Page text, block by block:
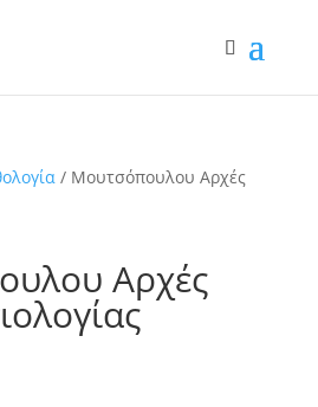
/ Μουτσόπουλου Αρχές
Αρχές